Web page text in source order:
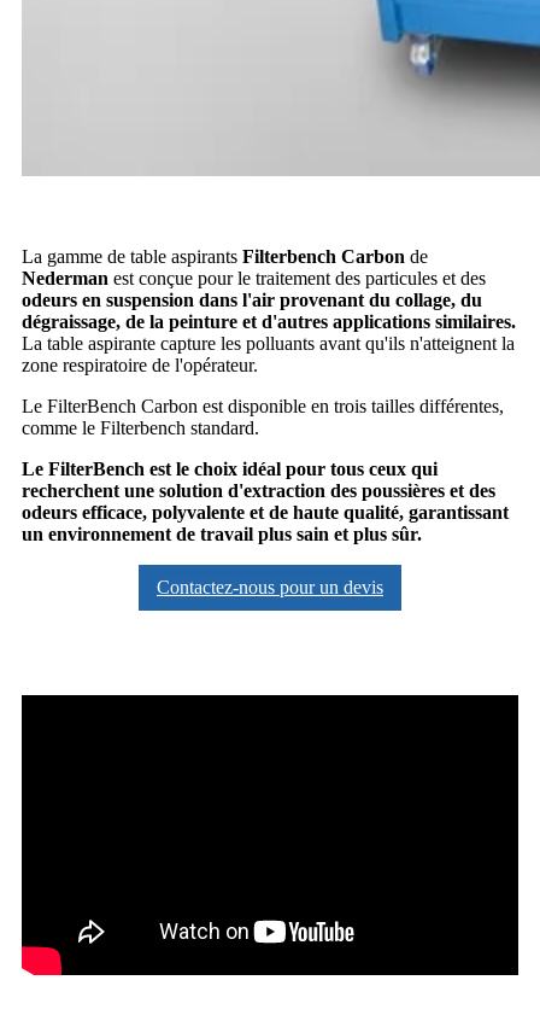
La gamme de table aspirants Filterbench Carbon de
Nederman est conçue pour le traitement des particules et des
odeurs en suspension dans l'air provenant du collage, du
dégraissage, de la peinture et d'autres applications similaires.
La table aspirante capture les polluants avant qu'ils n'atteignent la
zone respiratoire de l'opérateur.
Le FilterBench Carbon est disponible en trois tailles différentes,
comme le Filterbench standard.
Le FilterBench est le choix idéal pour tous ceux qui
recherchent une solution d'extraction des poussières et des
odeurs efficace, polyvalente et de haute qualité, garantissant
un environnement de travail plus sain et plus sûr.
Contactez-nous pour un devis